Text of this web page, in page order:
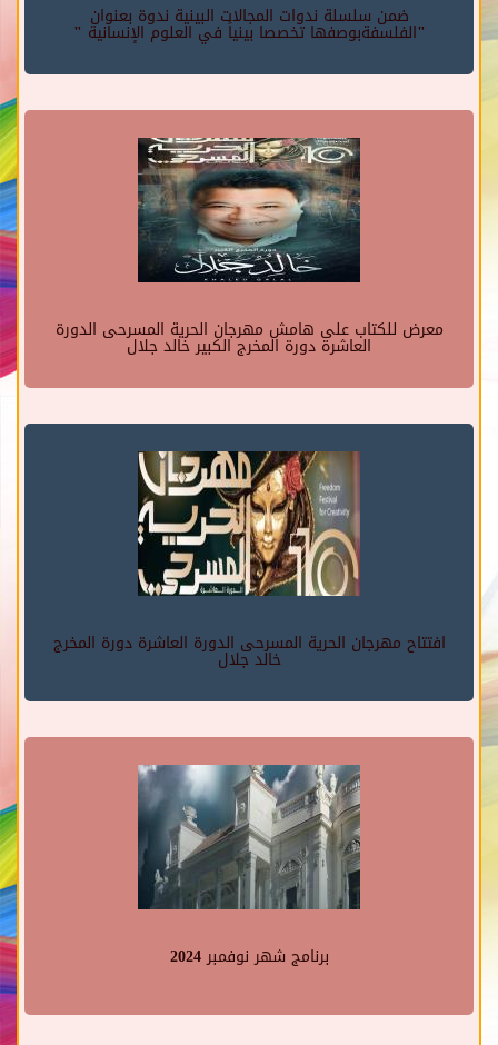
ضمن سلسلة ندوات المجالات البينية ندوة بعنوان
"الفلسفةبوصفها تخصصا بينياً في العلوم الإنسانية "
معرض للكتاب على هامش مهرجان الحرية المسرحى الدورة
العاشرة دورة المخرج الكبير خالد جلال
افتتاح مهرجان الحرية المسرحى الدورة العاشرة دورة المخرج
خالد جلال
برنامج شهر نوفمبر 2024